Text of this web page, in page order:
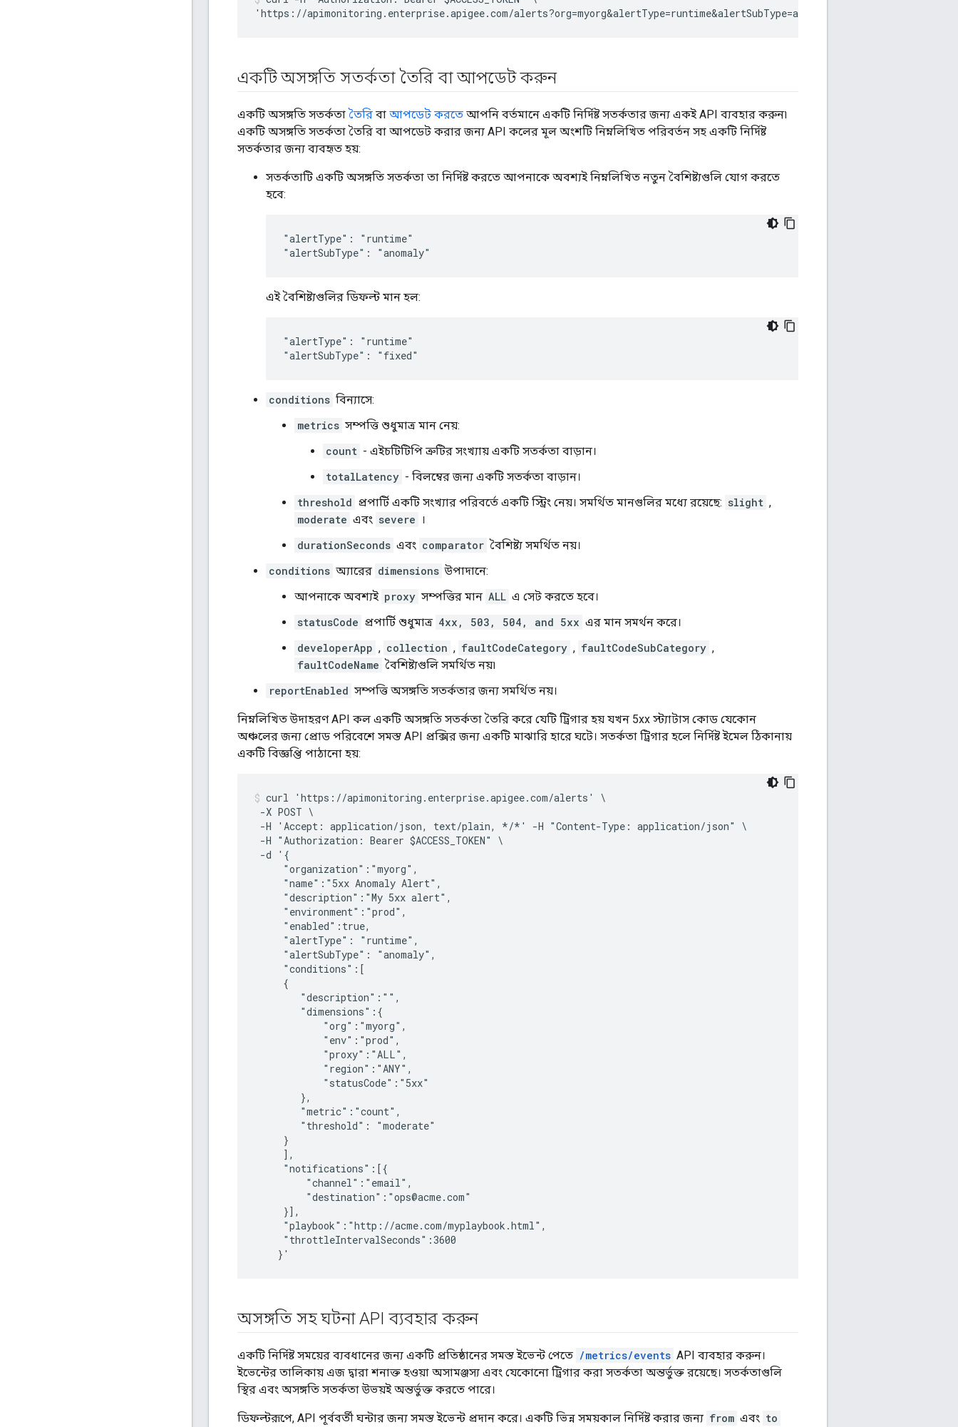
একটি অসঙ্গতি সতর্কতা তৈরি বা আপডেট করুন
একটি অসঙ্গতি সতর্কতা তৈরি বা আপডেট করতে আপনি বর্তমানে একটি নির্দিষ্ট সতর্কতার জন্য একই API ব্যবহার করুন৷
একটি অসঙ্গতি সতর্কতা তৈরি বা আপডেট করার জন্য API কলের মূল অংশটি নিম্নলিখিত পরিবর্তন সহ একটি নির্দিষ্ট
সতর্কতার জন্য ব্যবহৃত হয়:
সতর্কতাটি একটি অসঙ্গতি সতর্কতা তা নির্দিষ্ট করতে আপনাকে অবশ্যই নিম্নলিখিত নতুন বৈশিষ্ট্যগুলি যোগ করতে
হবে:
"alertType": "runtime"
"alertSubType": "anomaly"
এই বৈশিষ্ট্যগুলির ডিফল্ট মান হল:
"alertType": "runtime"
"alertSubType": "fixed"
conditions বিন্যাসে:
metrics সম্পত্তি শুধুমাত্র মান নেয়:
count - এইচটিটিপি ত্রুটির সংখ্যায় একটি সতর্কতা বাড়ান।
totalLatency - বিলম্বের জন্য একটি সতর্কতা বাড়ান।
threshold প্রপার্টি একটি সংখ্যার পরিবর্তে একটি স্ট্রিং নেয়। সমর্থিত মানগুলির মধ্যে রয়েছে: slight ,
moderate এবং severe
।
durationSeconds এবং comparator বৈশিষ্ট্য সমর্থিত নয়।
conditions অ্যারের dimensions উপাদানে:
আপনাকে অবশ্যই proxy সম্পত্তির মান ALL এ সেট করতে হবে।
statusCode প্রপার্টি শুধুমাত্র 4xx, 503, 504, and 5xx এর মান সমর্থন করে।
developerApp , collection , faultCodeCategory , faultCodeSubCategory ,
faultCodeName বৈশিষ্ট্যগুলি সমর্থিত নয়৷
reportEnabled সম্পত্তি অসঙ্গতি সতর্কতার জন্য সমর্থিত নয়।
নিম্নলিখিত উদাহরণ API কল একটি অসঙ্গতি সতর্কতা তৈরি করে যেটি ট্রিগার হয় যখন 5xx স্ট্যাটাস কোড যেকোন
অঞ্চলের জন্য প্রোড পরিবেশে সমস্ত API প্রক্সির জন্য একটি মাঝারি হারে ঘটে। সতর্কতা ট্রিগার হলে নির্দিষ্ট ইমেল ঠিকানায়
একটি বিজ্ঞপ্তি পাঠানো হয়:
curl 'https://apimonitoring.enterprise.apigee.com/alerts' \
-X POST \
-H 'Accept: application/json, text/plain, */*' -H "Content-Type: application/json" \
-H "Authorization: Bearer $ACCESS_TOKEN" \
-d '{
     "organization":"myorg",
     "name":"5xx Anomaly Alert",
     "description":"My 5xx alert",
     "environment":"prod",
     "enabled":true,
     "alertType": "runtime",
     "alertSubType": "anomaly",
     "conditions":[
     {
        "description":"",
        "dimensions":{
            "org":"myorg",
            "env":"prod",
            "proxy":"ALL",
            "region":"ANY",
            "statusCode":"5xx"
        },
        "metric":"count",
        "threshold": "moderate"
     }
     ],
     "notifications":[{
         "channel":"email",
         "destination":"ops@acme.com"
     }],
     "playbook":"http://acme.com/myplaybook.html",
     "throttleIntervalSeconds":3600
অসঙ্গতি সহ ঘটনা API ব্যবহার করুন
একটি নির্দিষ্ট সময়ের ব্যবধানের জন্য একটি প্রতিষ্ঠানের সমস্ত ইভেন্ট পেতে /metrics/events API ব্যবহার করুন।
ইভেন্টের তালিকায় এজ দ্বারা শনাক্ত হওয়া অসামঞ্জস্য এবং যেকোনো ট্রিগার করা সতর্কতা অন্তর্ভুক্ত রয়েছে। সতর্কতাগুলি
স্থির এবং অসঙ্গতি সতর্কতা উভয়ই অন্তর্ভুক্ত করতে পারে।
ডিফল্টরূপে, API পূর্ববর্তী ঘন্টার জন্য সমস্ত ইভেন্ট প্রদান করে। একটি ভিন্ন সময়কাল নির্দিষ্ট করার জন্য from এবং to